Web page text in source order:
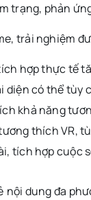
trạng, phản
trải nghiệm
hợp thực tế
diện có thể tùy
khả năng
thích VR,
tích hợp cuộc
nội dung đa